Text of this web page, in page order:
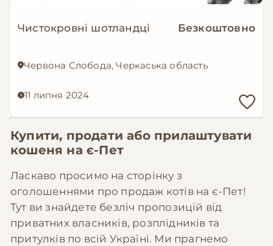
Чистокровні шотландці Безкоштовно
Червона Слобода, Черкаська область
11 липня 2024
Купити, продати або прилаштувати
кошеня на є-Пет
Ласкаво просимо на сторінку з
оголошеннями про продаж котів на є-Пет!
Тут ви знайдете безліч пропозицій від
приватних власників, розплідників та
притулків по всій Україні. Ми прагнемо